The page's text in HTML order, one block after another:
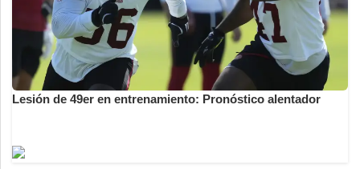
Lesión de 49er en entrenamiento: Pronóstico alentador